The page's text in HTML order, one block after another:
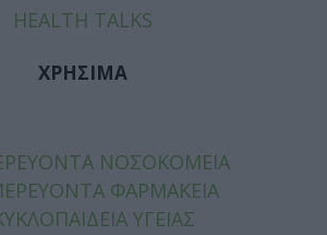
HEALTH TALKS
ΧΡΗΣΙΜΑ
ΝΟΣΟΚΟΜΕΙΑ
ΦΑΡΜΑΚΕΙΑ
ΥΓΕΙΑΣ